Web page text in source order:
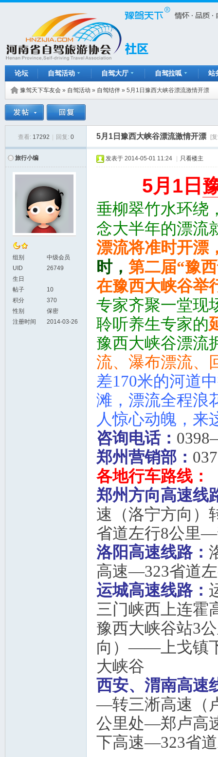
论坛 自驾活动 自驾大厅 自驾拉呱 站
豫驾天下车友会 » 自驾活动 » 自驾结伴 » 5月1日豫西大峡谷漂流激情开漂
查看: 17292 回复: 0 5月1日豫西大峡谷漂流激情开漂 [
旅行小编
组别
中级会员
UID
26749
生日
帖子
10
积分
370
性别
保密
注册时间
2014-03-26
发表于 2014-05-01 11:24 只看楼主
5月 1日
垂柳翠竹水环绕
念大半年的漂流
漂流将准时开漂
时， 第二届“豫
在豫西大峡谷举
专家齐聚一堂现
聆听养生专家的
豫西大峡谷漂流
流、瀑布漂流、
差170米的河道
滩，漂流全程浪
人惊心动魄，来
咨询电话： 0398
郑州营销部：
各地行车路线：
郑州方向高速线
速（洛宁方向
省道左行8公里
洛阳高速线路：
高速—323省道
运城高速线路：
三门峡西上连霍
豫西大峡谷站3
向）——上戈镇
大峡谷
西安、渭南高速
—转三淅高速（
公里处—郑卢高
下高速—323省